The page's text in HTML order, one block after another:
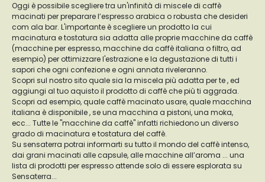
Oggi è possibile scegliere tra un'infinità di miscele di caffè
macinati per preparare l’espresso arabica o robusta che desideri
com ala bar. L'importante è scegliere un prodotto la cui
macinatura e tostatura sia adatta alle proprie macchine da caffè
(macchine per espresso, macchine da caffè italiana o filtro, ad
esempio) per ottimizzare l'estrazione e la degustazione di tutti i
sapori che ogni confezione e ogni annata riveleranno.
Scopri sul nostro sito quale sia la miscela più adatta per te , ed
aggiungi al tuo aquisto il prodotto di caffè che più ti aggrada.
Scopri ad esempio, quale caffè macinato usare, quale macchina
italiana è disponibile , se una macchina a pistoni, una moka,
ecc... Tutte le "macchine da caffè" infatti richiedono un diverso
grado di macinatura e tostatura del caffè.
Su sensaterra potrai informarti su tutto il mondo del caffè intenso,
dai grani macinati alle capsule, alle macchine all’aroma ... una
lista di prodotti per espresso attende solo di essere esplorata su
Sensaterra...